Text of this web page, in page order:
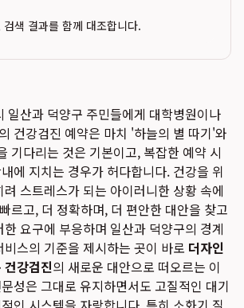
색 결과를 함께 대조합니다.
일산과 덕양구 주민들에게 대학병원이나
건강검진 예약은 마치 '하늘의 별 따기'와
기다리는 것은 기본이고, 복잡한 예약 시
에 지치는 경우가 허다합니다. 건강을 위
스트레스가 되는 아이러니한 상황 속에
르고, 더 정확하며, 더 편안한 대안을 찾고
요구에 부응하며 일산과 덕양구의 경계
스의 기준을 제시하는 곳이 바로 더자인
건강검진의 새로운 대안으로 떠오르는 이
성은 그대로 유지하면서도 고질적인 대기